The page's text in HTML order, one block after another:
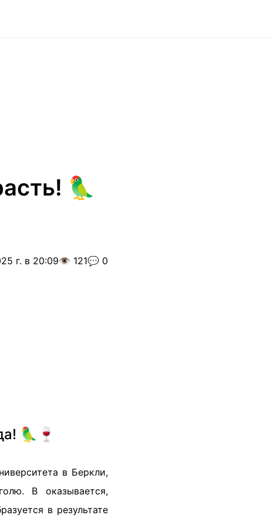
🦜
г. в 20:09👁️ 121💬 0
🦜🍷
в Беркли,
В оказывается,
в результате